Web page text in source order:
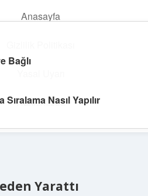
Anasayfa
Hakkımızda
Tüyoları
katan öneriler!
Yarattı
Bağlı
Nasıl Yapılır